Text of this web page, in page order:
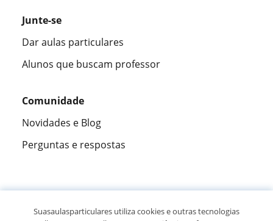
Junte-se
Dar aulas particulares
Alunos que buscam professor
Comunidade
Novidades e Blog
Perguntas e respostas
Suasaulasparticulares utiliza cookies e outras tecnologias